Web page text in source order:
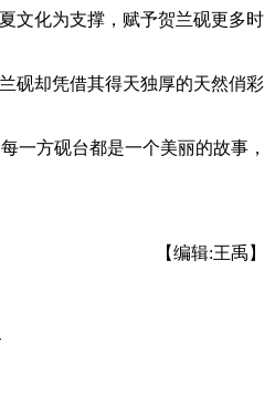
文化为支撑，赋予贺兰砚更多时
砚却凭借其得天独厚的天然俏彩
方砚台都是一个美丽的故事，
【编辑:王禹】